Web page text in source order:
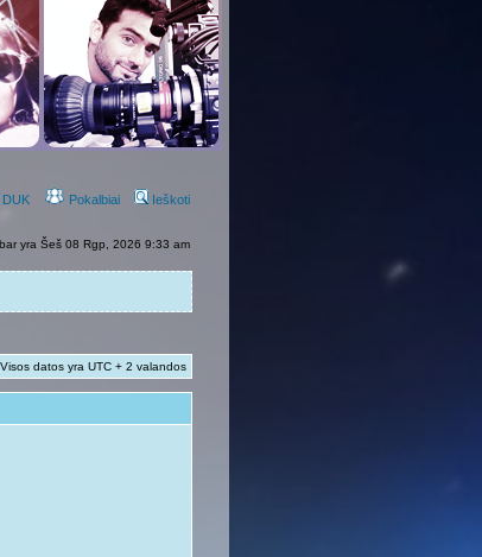
DUK Pokalbiai Ieškoti
yra Šeš 08 Rgp, 2026 9:33 am
Visos datos yra UTC + 2 valandos